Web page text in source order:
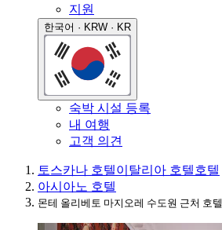
지원
한국어 · KRW · KR
숙박 시설 등록
내 여행
고객 의견
토스카나 호텔이탈리아 호텔호텔
아시아노 호텔
몬테 올리베토 마지오레 수도원 근처 호텔